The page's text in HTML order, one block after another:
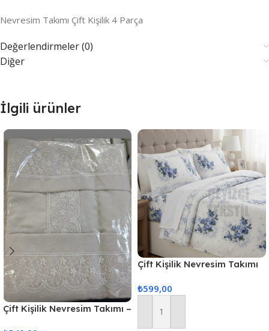
Nevresim Takımı Çift Kişilik 4 Parça
Değerlendirmeler (0)
Diğer
İlgili ürünler
Çift Kişilik Nevresim Takımı –
Çift Kişilik Nevresim Takımı
₺599,00
Sepete Ekle